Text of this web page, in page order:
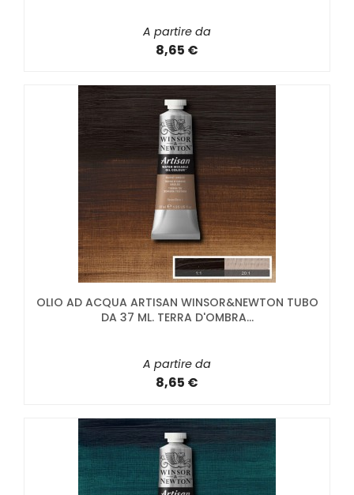
A partire da
8,65 €
OLIO AD ACQUA ARTISAN WINSOR&NEWTON TUBO
DA 37 ML. TERRA D'OMBRA...
A partire da
8,65 €